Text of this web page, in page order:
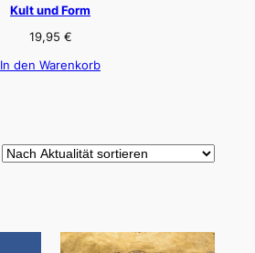
Kult und Form
19,95 €
In den Warenkorb